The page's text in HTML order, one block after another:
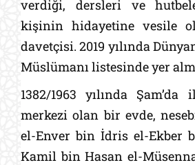
verdiği, dersleri ve
kişinin hidayetine vesile
davetçisi. 2019 yılında
Müslümanı listesinde yer
1382/1963 yılında
merkezi olan bir evde,
el-Enver bin İdris el-Ekber
Kamil bin Hasan el-